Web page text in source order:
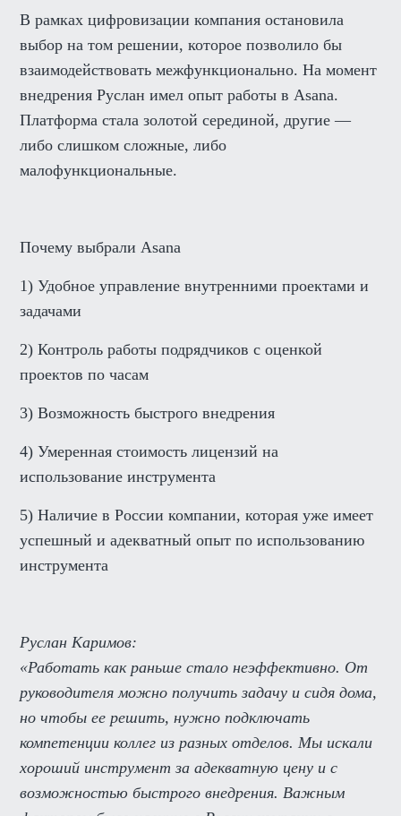
В рамках цифровизации компания остановила
выбор на том решении, которое позволило бы
взаимодействовать межфункционально. На момент
внедрения Руслан имел опыт работы в Asana.
Платформа стала золотой серединой, другие —
либо слишком сложные, либо
малофункциональные.
Почему выбрали Asana
1) Удобное управление внутренними проектами и
задачами
2) Контроль работы подрядчиков с оценкой
проектов по часам
3) Возможность быстрого внедрения
4) Умеренная стоимость лицензий на
использование инструмента
5) Наличие в России компании, которая уже имеет
успешный и адекватный опыт по использованию
инструмента
Руслан Каримов:
«Работать как раньше стало неэффективно. От
руководителя можно получить задачу и сидя дома,
но чтобы ее решить, нужно подключать
компетенции коллег из разных отделов. Мы искали
хороший инструмент за адекватную цену и с
возможностью быстрого внедрения. Важным